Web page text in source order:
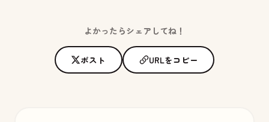
よかったらシェアしてね！
ポスト URLをコピー